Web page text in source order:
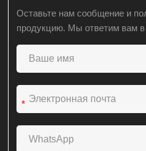
Оставьте нам сообщение и
продукцию. Мы ответим вам в
*